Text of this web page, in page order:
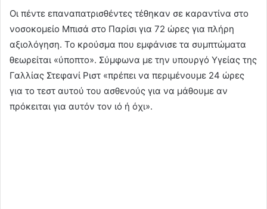
Οι πέντε επαναπατρισθέντες τέθηκαν σε καραντίνα στο
νοσοκομείο Μπισά στο Παρίσι για 72 ώρες για πλήρη
αξιολόγηση. Το κρούσμα που εμφάνισε τα συμπτώματα
θεωρείται «ύποπτο». Σύμφωνα με την υπουργό Υγείας της
Γαλλίας Στεφανί Ριστ «πρέπει να περιμένουμε 24 ώρες
για το τεστ αυτού του ασθενούς για να μάθουμε αν
πρόκειται για αυτόν τον ιό ή όχι».